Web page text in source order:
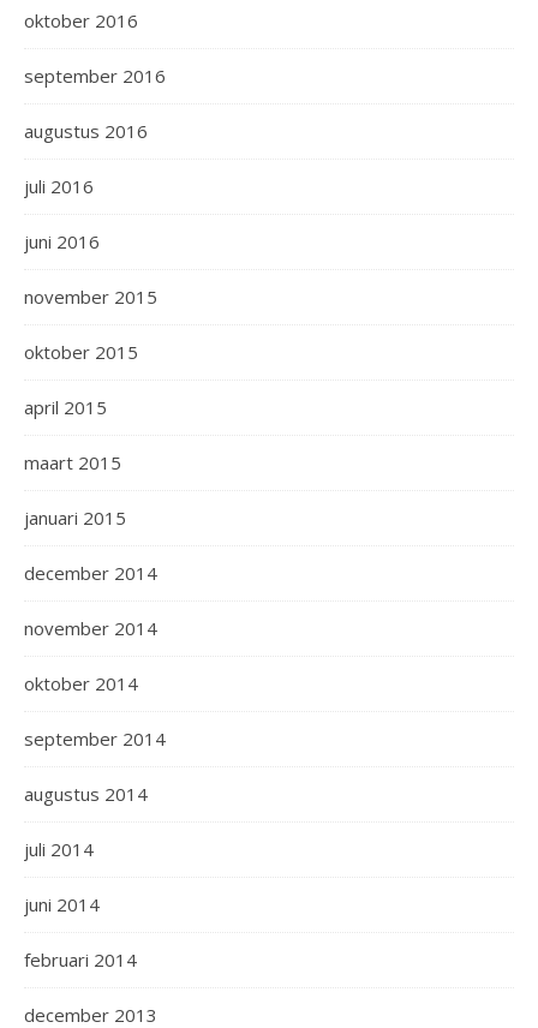
oktober 2016
september 2016
augustus 2016
juli 2016
juni 2016
november 2015
oktober 2015
april 2015
maart 2015
januari 2015
december 2014
november 2014
oktober 2014
september 2014
augustus 2014
juli 2014
juni 2014
februari 2014
december 2013